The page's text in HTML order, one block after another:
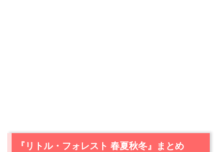
『リトル・フォレスト 春夏秋冬』まとめ